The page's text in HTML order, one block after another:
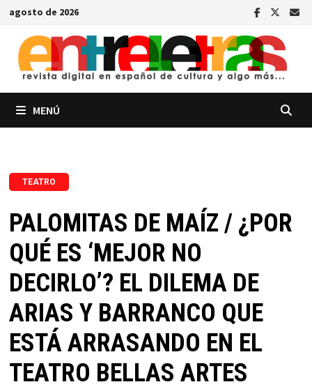
Saltar
contenido
agosto de 2026
MENÚ
TEATRO
PALOMITAS DE MAÍZ / ¿POR
QUÉ ES ‘MEJOR NO
DECIRLO’? EL DILEMA DE
ARIAS Y BARRANCO QUE
ESTÁ ARRASANDO EN EL
TEATRO BELLAS ARTES